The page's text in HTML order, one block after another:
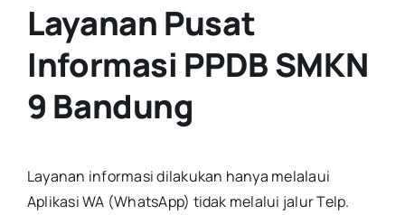
Layanan Pusat
Informasi PPDB SMKN
9 Bandung
Layanan informasi dilakukan hanya melalaui
Aplikasi WA (WhatsApp) tidak melalui jalur Telp.